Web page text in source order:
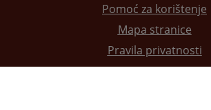
Pomoć za korištenje
Mapa stranice
Pravila privatnosti